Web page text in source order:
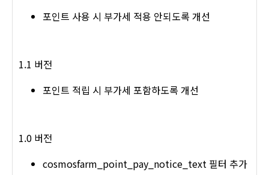
포인트 사용 시 부가세 적용 안되도록 개선
1.1 버전
포인트 적립 시 부가세 포함하도록 개선
1.0 버전
cosmosfarm_point_pay_notice_text 필터 추가